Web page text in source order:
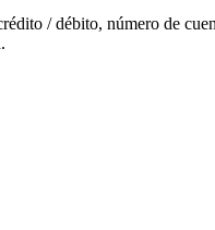
/ débito, número de